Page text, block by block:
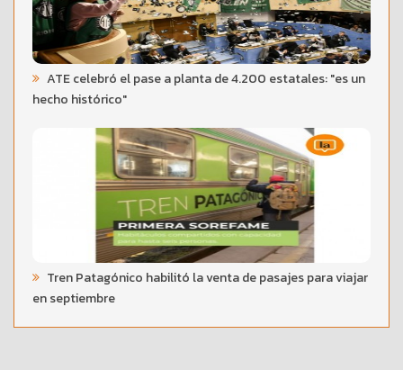
ATE celebró el pase a planta de 4.200 estatales: "es un
hecho histórico"
Tren Patagónico habilitó la venta de pasajes para viajar
en septiembre